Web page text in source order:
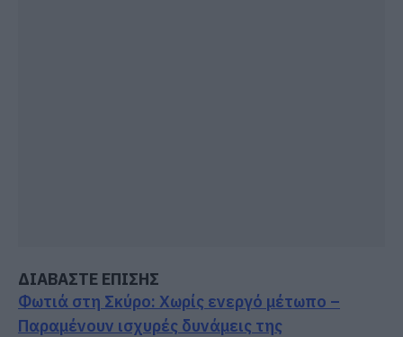
ΔΙΑΒΑΣΤΕ ΕΠΙΣΗΣ
Φωτιά στη Σκύρο: Χωρίς ενεργό μέτωπο –
Παραμένουν ισχυρές δυνάμεις της